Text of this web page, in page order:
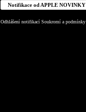
Notifikace od APPLE NOVINKY
Odhlášení notifikací Soukromí a podmínky